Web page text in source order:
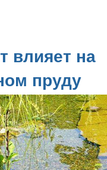
влияет на
пруду